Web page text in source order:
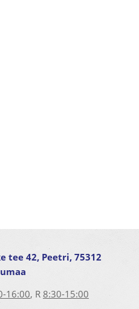
tee 42, Peetri, 75312
16:00, R 8:30-15:00